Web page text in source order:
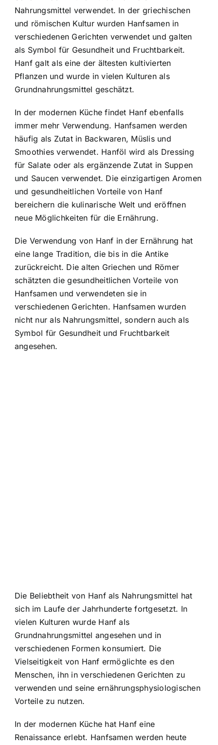
Nahrungsmittel verwendet. In der griechischen
und römischen Kultur wurden Hanfsamen in
verschiedenen Gerichten verwendet und galten
als Symbol für Gesundheit und Fruchtbarkeit.
Hanf galt als eine der ältesten kultivierten
Pflanzen und wurde in vielen Kulturen als
Grundnahrungsmittel geschätzt.
In der modernen Küche findet Hanf ebenfalls
immer mehr Verwendung. Hanfsamen werden
häufig als Zutat in Backwaren, Müslis und
Smoothies verwendet. Hanföl wird als Dressing
für Salate oder als ergänzende Zutat in Suppen
und Saucen verwendet. Die einzigartigen Aromen
und gesundheitlichen Vorteile von Hanf
bereichern die kulinarische Welt und eröffnen
neue Möglichkeiten für die Ernährung.
Die Verwendung von Hanf in der Ernährung hat
eine lange Tradition, die bis in die Antike
zurückreicht. Die alten Griechen und Römer
schätzten die gesundheitlichen Vorteile von
Hanfsamen und verwendeten sie in
verschiedenen Gerichten. Hanfsamen wurden
nicht nur als Nahrungsmittel, sondern auch als
Symbol für Gesundheit und Fruchtbarkeit
angesehen.
Die Beliebtheit von Hanf als Nahrungsmittel hat
sich im Laufe der Jahrhunderte fortgesetzt. In
vielen Kulturen wurde Hanf als
Grundnahrungsmittel angesehen und in
verschiedenen Formen konsumiert. Die
Vielseitigkeit von Hanf ermöglichte es den
Menschen, ihn in verschiedenen Gerichten zu
verwenden und seine ernährungsphysiologischen
Vorteile zu nutzen.
In der modernen Küche hat Hanf eine
Renaissance erlebt. Hanfsamen werden heute